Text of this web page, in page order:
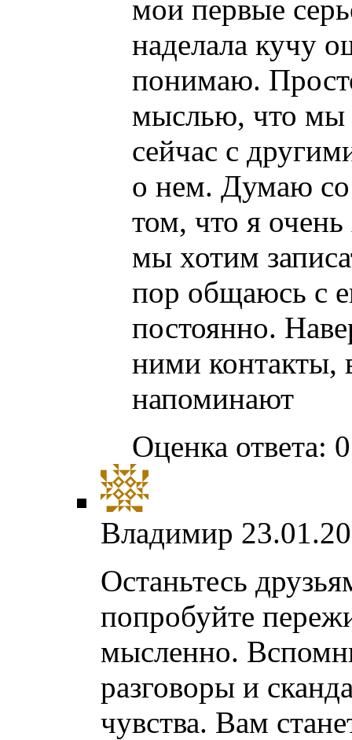
мои первые
наделала кучу
понимаю.
мыслью, что мы
сейчас с
о нем. Думаю со
том, что я
мы хотим
пор общаюсь с
постоянно.
ними контакты,
напоминают
Оценка ответа:
Владимир
Останьтесь
попробуйте
мысленно.
разговоры и
чувства. Вам